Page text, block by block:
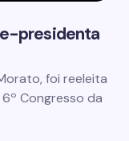
presidenta
foi reeleita
Congresso da